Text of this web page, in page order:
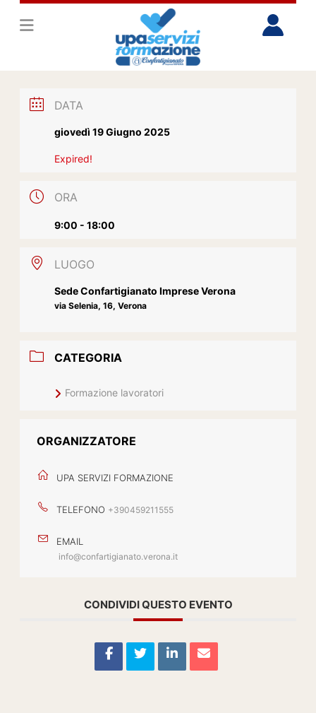
DATA
giovedì 19 Giugno 2025
Expired!
ORA
9:00 - 18:00
LUOGO
Sede Confartigianato Imprese Verona
via Selenia, 16, Verona
CATEGORIA
Formazione lavoratori
ORGANIZZATORE
UPA SERVIZI FORMAZIONE
TELEFONO +390459211555
EMAIL
info@confartigianato.verona.it
CONDIVIDI QUESTO EVENTO